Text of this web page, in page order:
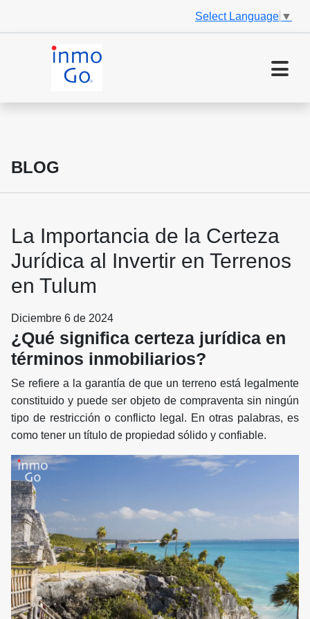
Select Language ▼
BLOG
La Importancia de la Certeza
Jurídica al Invertir en Terrenos
en Tulum
Diciembre 6 de 2024
¿Qué significa certeza jurídica en
términos inmobiliarios?
Se refiere a la garantía de que un terreno está legalmente
constituido y puede ser objeto de compraventa sin ningún
tipo de restricción o conflicto legal. En otras palabras, es
como tener un título de propiedad sólido y confiable.